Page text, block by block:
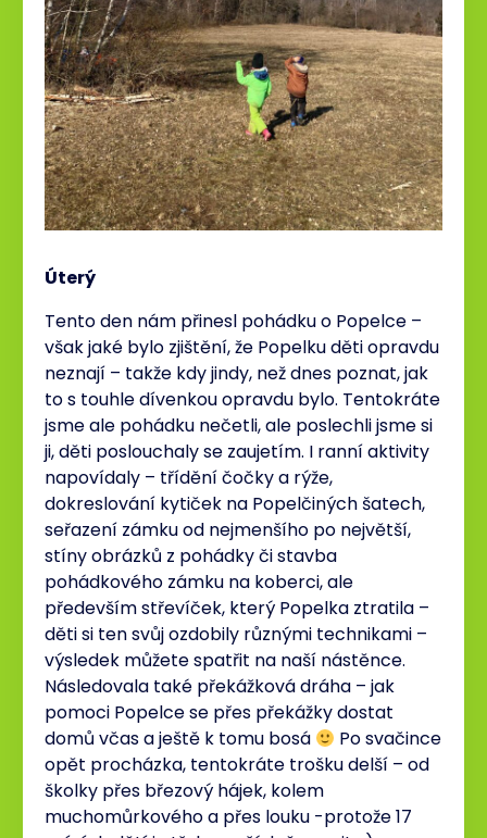
Úterý
Tento den nám přinesl pohádku o Popelce –
však jaké bylo zjištění, že Popelku děti opravdu
neznají – takže kdy jindy, než dnes poznat, jak
to s touhle dívenkou opravdu bylo. Tentokráte
jsme ale pohádku nečetli, ale poslechli jsme si
ji, děti poslouchaly se zaujetím. I ranní aktivity
napovídaly – třídění čočky a rýže,
dokreslování kytiček na Popelčiných šatech,
seřazení zámku od nejmenšího po největší,
stíny obrázků z pohádky či stavba
pohádkového zámku na koberci, ale
především střevíček, který Popelka ztratila –
děti si ten svůj ozdobily různými technikami –
výsledek můžete spatřit na naší nástěnce.
Následovala také překážková dráha – jak
pomoci Popelce se přes překážky dostat
domů včas a ještě k tomu bosá
Po svačince
opět procházka, tentokráte trošku delší – od
školky přes březový hájek, kolem
muchomůrkového a přes louku -protože 17